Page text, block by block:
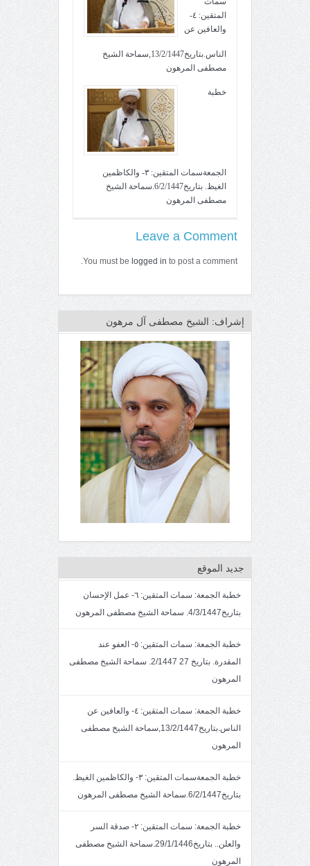
المتقين: ٤-
والعافين عن
الناس.بتاريخ13/2/1447,سماحة الشيخ
مصطفى المرهون
خطبة
الجمعةسمات المتقين: ٣- والكاظمين
الغيظ. بتاريخ6/2/1447.سماحة الشيخ
مصطفى المرهون
Leave a Comment
You must be logged in to post a comment.
إشراف: الشيخ مصطفى آل مرهون
جديد الموقع
خطبة الجمعة: سمات المتقين: ٦- عمل الإحسان
بتاريخ4/3/1447. سماحة الشيخ مصطفى المرهون
خطبة الجمعة: سمات المتقين: ٥- العفو عند
المقدرة. بتاريخ 27 2/1447. سماحة الشيخ مصطفى
المرهون
خطبة الجمعة: سمات المتقين: ٤- والعافين عن
الناس.بتاريخ13/2/1447,سماحة الشيخ مصطفى
المرهون
خطبة الجمعةسمات المتقين: ٣- والكاظمين الغيظ.
بتاريخ6/2/1447.سماحة الشيخ مصطفى المرهون
خطبة الجمعة: سمات المتقين: ٢- صدقة السر
والعلن.. بتاريخ29/1/1446.سماحة الشيخ مصطفى
المرهون